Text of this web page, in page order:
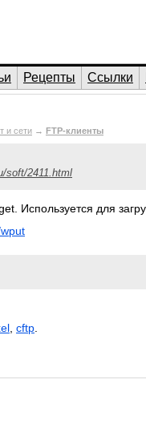
Рецепты Ссылки
и сети → FTP-клиенты
soft/2411.html
Используется для
cftp